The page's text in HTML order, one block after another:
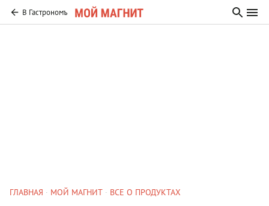
В Гастрономъ
ГЛАВНАЯ МОЙ МАГНИТ ВСЕ О ПРОДУКТАХ